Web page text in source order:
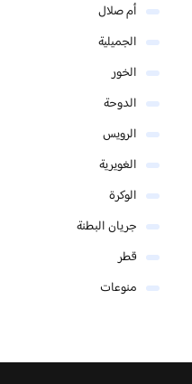
أم صلال
الجميلية
الخور
الدوحة
الرويس
الغويرية
الوكرة
جريان البطنة
قطر
منوعات